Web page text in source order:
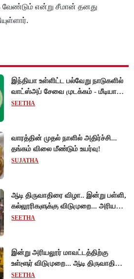
என்று சீமான் தனது
இந்தியா உள்ளிட்ட பல்வேறு நாடுகளில்
வாட்ஸ்அப் சேவை முடக்கம் - மீடியா
கோப்புகளை அனுப்ப முடியாமல்
SEETHA
வாரத்தின் முதல் நாளில் அதிர்ச்சி...
தங்கம் விலை மீண்டும் உயர்வு!
SUJATHA
ஆடி திருவாதிரை விழா.. இன்று பள்ளி,
கல்லூரிகளுக்கு விடுமுறை... அரியலூர்
மாவட்ட ஆட்சியர் உத்தரவு!
SEETHA
இன்று அரியலூர் மாவட்டத்திற்கு
உள்ளூர் விடுமுறை... ஆடி திருவாதிரை
கொண்டாட்டம்!
SEETHA